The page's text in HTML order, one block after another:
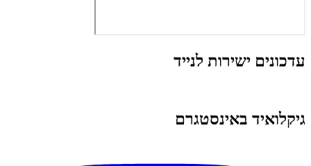
עדכונים ישירות לנייד
גיקלואיד באינסטגרם